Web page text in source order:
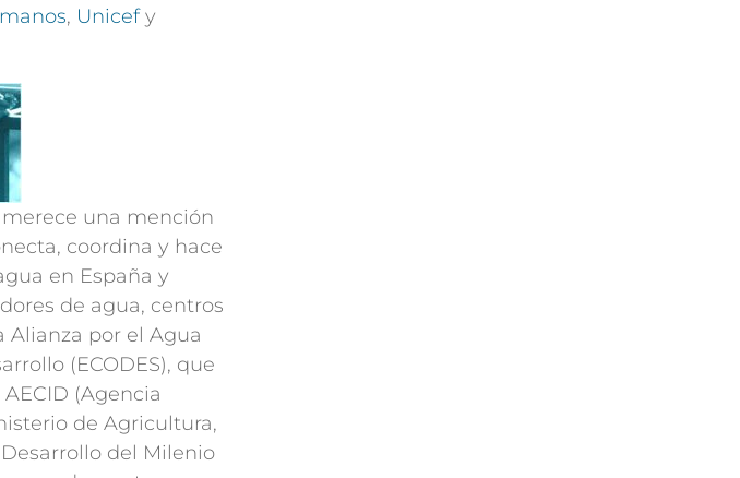
, Unicefy
una mención
coordina y hace
en España y
de agua, centros
Alianza por el Agua
(ECODES), que
(Agencia
de Agricultura,
del Milenio